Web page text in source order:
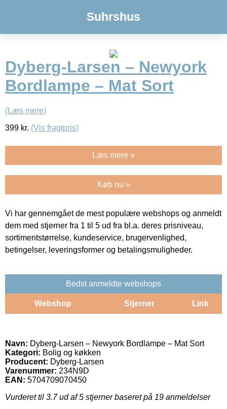
Suhrshus
Dyberg-Larsen – Newyork
Bordlampe – Mat Sort
(Læs mere)
399 kr. (Vis fragtpris)
Læs mere »
Køb nu »
Vi har gennemgået de mest populære webshops og anmeldt
dem med stjerner fra 1 til 5 ud fra bl.a. deres prisniveau,
sortimentstørrelse, kundeservice, brugervenlighed,
betingelser, leveringsformer og betalingsmuligheder.
Bedst anmeldte webshops
Webshop Stjerner Link
Navn: Dyberg-Larsen – Newyork Bordlampe – Mat Sort
Kategori: Bolig og køkken
Producent: Dyberg-Larsen
Varenummer: 234N9D
EAN: 5704709070450
Vurderet til 3.7ud af 5 stjerner baseret på 19 anmeldelser